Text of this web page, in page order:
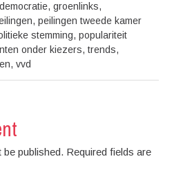
,groenlinks,
,peilingen tweede kamer
stemming,populariteit
onder kiezers,trends,
,vvd
published. Required fields are